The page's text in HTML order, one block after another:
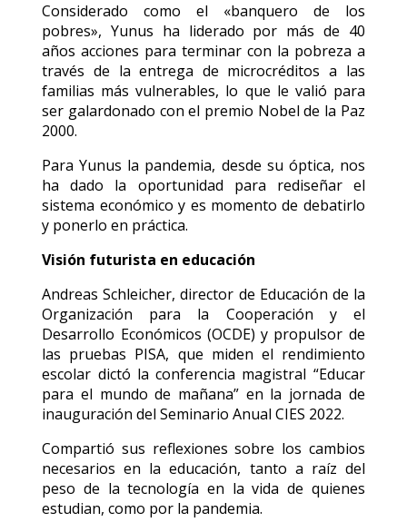
Considerado como el «banquero de los
pobres», Yunus ha liderado por más de 40
años acciones para terminar con la pobreza a
través de la entrega de microcréditos a las
familias más vulnerables, lo que le valió para
ser galardonado con el premio Nobel de la Paz
2000.
Para Yunus la pandemia, desde su óptica, nos
ha dado la oportunidad para rediseñar el
sistema económico y es momento de debatirlo
y ponerlo en práctica.
Visión futurista en educación
Andreas Schleicher, director de Educación de la
Organización para la Cooperación y el
Desarrollo Económicos (OCDE) y propulsor de
las pruebas PISA, que miden el rendimiento
escolar dictó la conferencia magistral “Educar
para el mundo de mañana” en la jornada de
inauguración del Seminario Anual CIES 2022.
Compartió sus reflexiones sobre los cambios
necesarios en la educación, tanto a raíz del
peso de la tecnología en la vida de quienes
estudian, como por la pandemia.